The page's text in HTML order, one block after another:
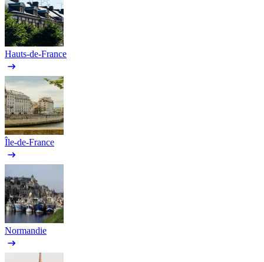
Hauts-de-France
Île-de-France
Normandie